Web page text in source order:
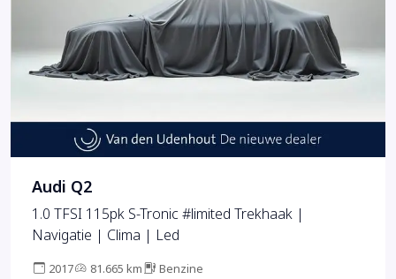
Audi Q2
1.0 TFSI 115pk S-Tronic #limited Trekhaak |
Navigatie | Clima | Led
2017 81.665 km Benzine